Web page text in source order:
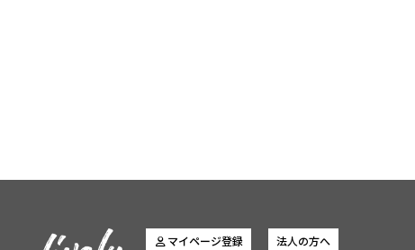
マイページ登録 法人の方へ